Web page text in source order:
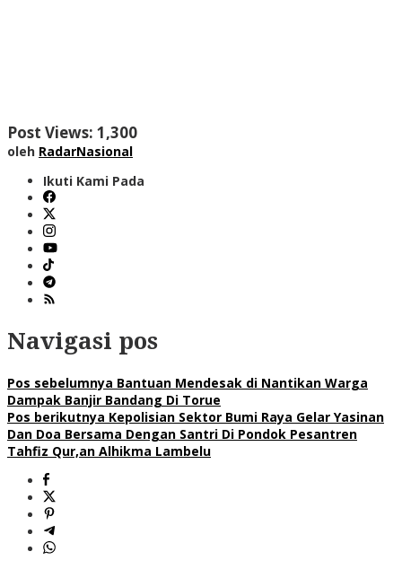
Post Views: 1,300
oleh RadarNasional
Ikuti Kami Pada
Navigasi pos
Pos sebelumnya Bantuan Mendesak di Nantikan Warga
Dampak Banjir Bandang Di Torue
Pos berikutnya Kepolisian Sektor Bumi Raya Gelar Yasinan
Dan Doa Bersama Dengan Santri Di Pondok Pesantren
Tahfiz Qur,an Alhikma Lambelu